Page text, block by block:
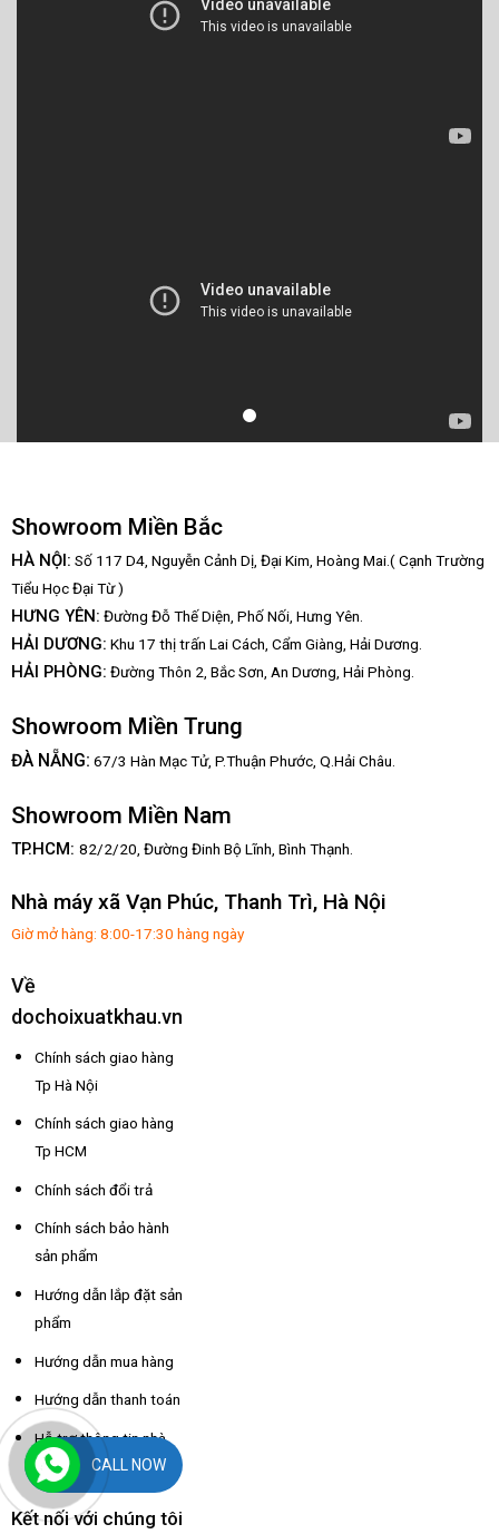
Showroom Miền Bắc
HÀ NỘI: Số 117 D4, Nguyễn Cảnh Dị, Đại Kim, Hoàng Mai.( Cạnh Trường
Tiểu Học Đại Từ )
HƯNG YÊN: Đường Đỗ Thế Diện, Phố Nối, Hưng Yên.
HẢI DƯƠNG: Khu 17 thị trấn Lai Cách, Cẩm Giàng, Hải Dương.
HẢI PHÒNG: Đường Thôn 2, Bắc Sơn, An Dương, Hải Phòng.
Showroom Miền Trung
ĐÀ NẴNG: 67/3 Hàn Mạc Tử, P.Thuận Phước, Q.Hải Châu.
Showroom Miền Nam
TP.HCM: 82/2/20, Đường Đinh Bộ Lĩnh, Bình Thạnh.
Nhà máy xã Vạn Phúc, Thanh Trì, Hà Nội
Giờ mở hàng: 8:00-17:30 hàng ngày
Về
dochoixuatkhau.vn
Chính sách giao hàng
Tp Hà Nội
Chính sách giao hàng
Tp HCM
Chính sách đổi trả
Chính sách bảo hành
sản phẩm
Hướng dẫn lắp đặt sản
phẩm
Hướng dẫn mua hàng
Hướng dẫn thanh toán
Hỗ trợ thông tin nhà
xe các tỉnh
Kết nối với chúng tôi
CALL NOW